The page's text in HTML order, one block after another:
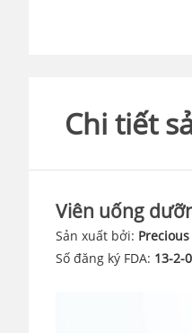
Chi tiết
Viên uống
Sản xuất bởi:
Số đăng ký FDA: 13-2-